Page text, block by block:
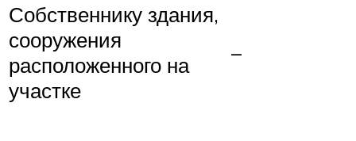
Собственнику здания,
сооружения
расположенного на
участке
–